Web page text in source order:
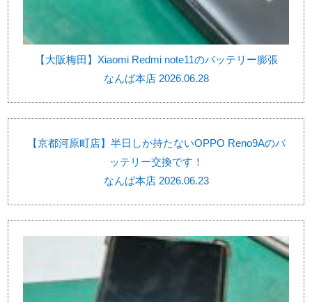
【大阪梅田】Xiaomi Redmi note11のバッテリー膨張
なんば本店 2026.06.28
【京都河原町店】半日しか持たないOPPO Reno9Aのバ
ッテリー交換です！
なんば本店 2026.06.23